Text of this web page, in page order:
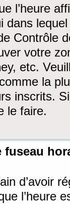
l’heure
dans
Contrôle
votre
etc.
la
inscrits.
le faire.
fuseau
d’avoir
l’heure